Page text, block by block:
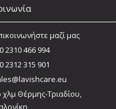
μαζί μας
2310 466 994
2312 315 901
χλμ Θέρμης-Τριαδίου,